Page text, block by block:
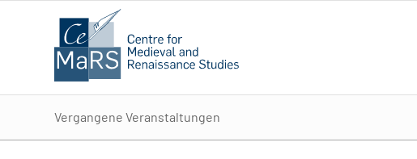
Vergangene Veranstaltungen